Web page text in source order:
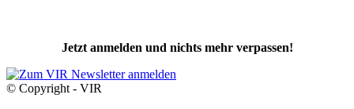
Jetzt anmelden und nichts mehr verpassen!
© Copyright - VIR